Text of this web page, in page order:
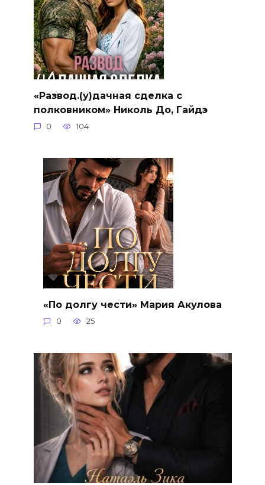
«Развод.(у)дачная сделка с
полковником» Николь До, Гайдэ
0 104
«По долгу чести» Мария Акулова
0 25